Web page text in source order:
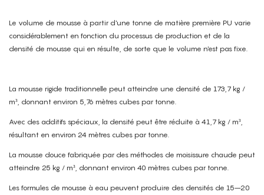
Le volume de mousse à partir d'une tonne de matière première PU varie
considérablement en fonction du processus de production et de la
densité de mousse qui en résulte, de sorte que le volume n'est pas fixe.
La mousse rigide traditionnelle peut atteindre une densité de 173,7 kg /
m³, donnant environ 5,76 mètres cubes par tonne.
Avec des additifs spéciaux, la densité peut être réduite à 41,7 kg / m³,
résultant en environ 24 mètres cubes par tonne.
La mousse douce fabriquée par des méthodes de moisissure chaude peut
atteindre 25 kg / m³, donnant environ 40 mètres cubes par tonne.
Les formules de mousse à eau peuvent produire des densités de 15–20